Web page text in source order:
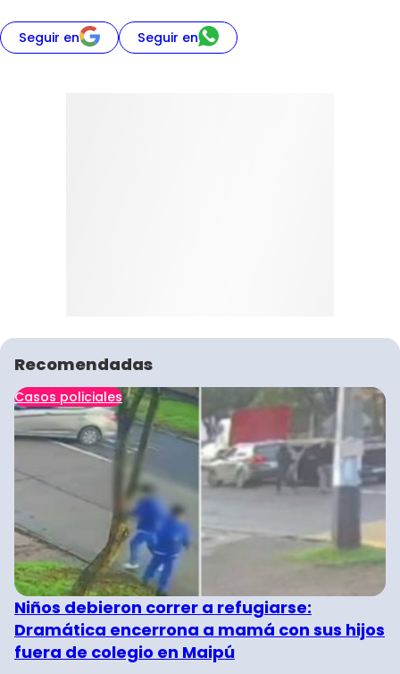
Seguir en Seguir en
Recomendadas
Casos policiales
Niños debieron correr a refugiarse:
Dramática encerrona a mamá con sus hijos
fuera de colegio en Maipú